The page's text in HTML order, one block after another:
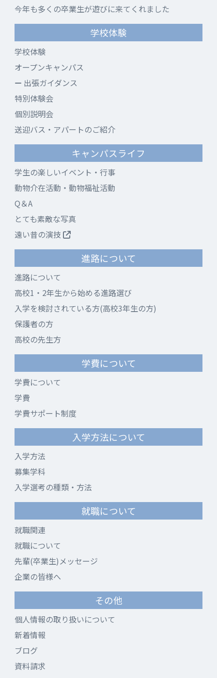
今年も多くの卒業生が遊びに来てくれました
学校体験
学校体験
オープンキャンパス
出張ガイダンス
特別体験会
個別説明会
送迎バス・アパートのご紹介
キャンパスライフ
学生の楽しいイベント・行事
動物介在活動・動物福祉活動
Q＆A
とても素敵な写真
遠い昔の演技
進路について
進路について
高校1・2年生から始める進路選び
入学を検討されている方(高校3年生の方)
保護者の方
高校の先生方
学費について
学費について
学費
学費サポート制度
入学方法について
入学方法
募集学科
入学選考の種類・方法
就職について
就職関連
就職について
先輩(卒業生)メッセージ
企業の皆様へ
その他
個人情報の取り扱いについて
新着情報
ブログ
資料請求